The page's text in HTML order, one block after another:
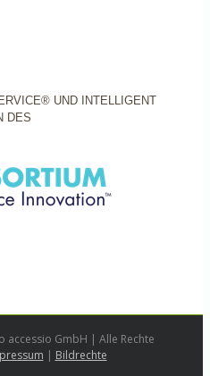
UND INTELLIGENT
DES
accessio GmbH | Alle Rechte
| Bildrechte